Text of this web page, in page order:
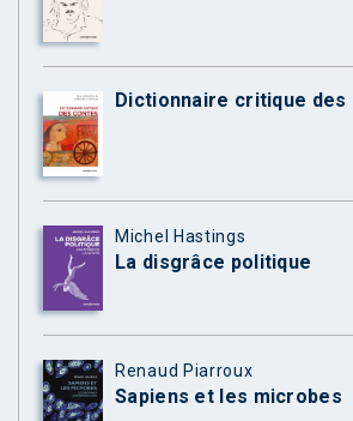
Dictionnaire critique des
Michel Hastings
La disgrâce politique
Renaud Piarroux
Sapiens et les microbes